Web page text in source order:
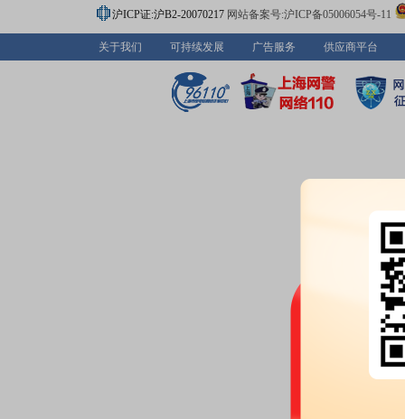
沪ICP证:沪B2-20070217 网站备案号:沪ICP备05006054号-11
关于我们 可持续发展 广告服务 供应商平台